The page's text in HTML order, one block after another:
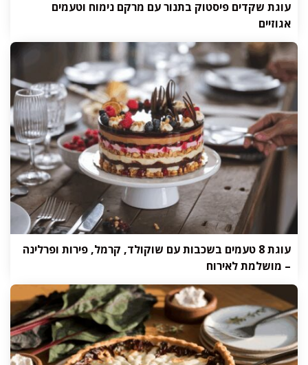
עוגת שקדים פיסטוק בתנור עם מרקם נימוח וטעמים
אגוזיים
עוגת 8 טעמים בשכבות עם שוקולד, קרמל, פירות ופרלינה
– מושלמת לאירוח